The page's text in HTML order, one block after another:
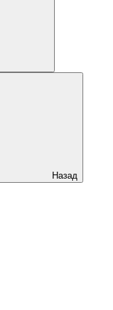
Назад